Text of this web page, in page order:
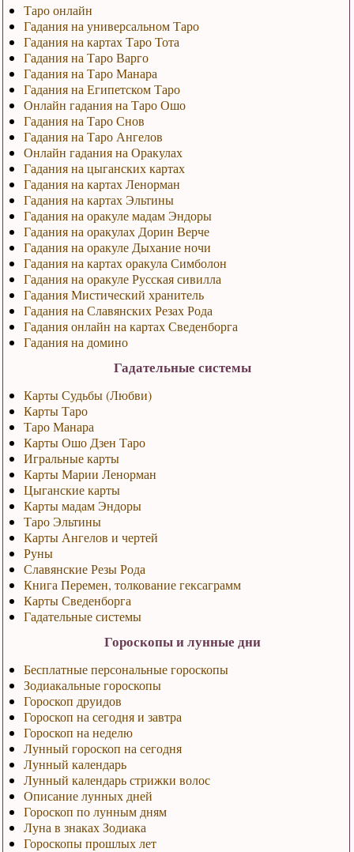
Таро онлайн
Гадания на универсальном Таро
Гадания на картах Таро Тота
Гадания на Таро Варго
Гадания на Таро Манара
Гадания на Египетском Таро
Онлайн гадания на Таро Ошо
Гадания на Таро Снов
Гадания на Таро Ангелов
Онлайн гадания на Оракулах
Гадания на цыганских картах
Гадания на картах Ленорман
Гадания на картах Эльтины
Гадания на оракуле мадам Эндоры
Гадания на оракулах Дорин Верче
Гадания на оракуле Дыхание ночи
Гадания на картах оракула Симболон
Гадания на оракуле Русская сивилла
Гадания Мистический хранитель
Гадания на Славянских Резах Рода
Гадания онлайн на картах Сведенборга
Гадания на домино
Гадательные системы
Карты Судьбы (Любви)
Карты Таро
Таро Манара
Карты Ошо Дзен Таро
Игральные карты
Карты Марии Ленорман
Цыганские карты
Карты мадам Эндоры
Таро Эльтины
Карты Ангелов и чертей
Руны
Славянские Резы Рода
Книга Перемен, толкование гексаграмм
Карты Сведенборга
Гадательные системы
Гороскопы и лунные дни
Бесплатные персональные гороскопы
Зодиакальные гороскопы
Гороскоп друидов
Гороскоп на сегодня и завтра
Гороскоп на неделю
Лунный гороскоп на сегодня
Лунный календарь
Лунный календарь стрижки волос
Описание лунных дней
Гороскоп по лунным дням
Луна в знаках Зодиака
Гороскопы прошлых лет